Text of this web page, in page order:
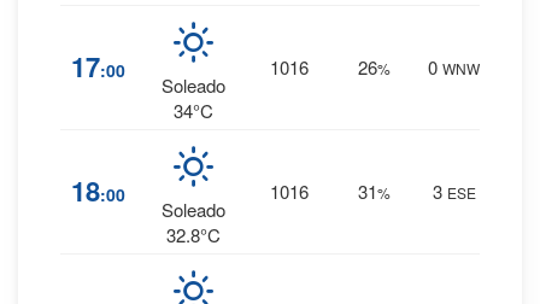
17:00
Soleado
34°C
1016 26% 0 WNW
18:00
Soleado
32.8°C
1016 31% 3 ESE